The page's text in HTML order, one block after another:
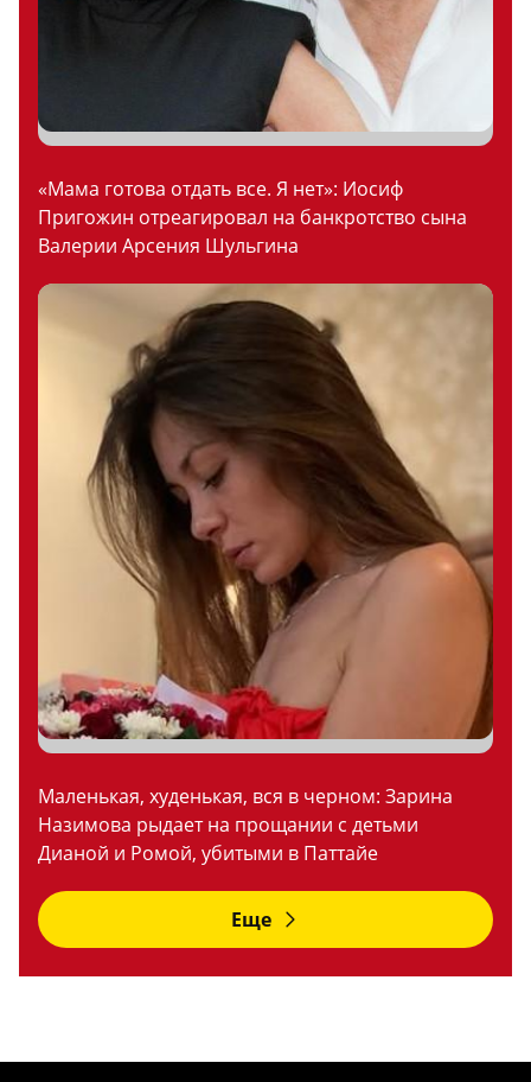
«Мама готова отдать все. Я нет»: Иосиф
Пригожин отреагировал на банкротство сына
Валерии Арсения Шульгина
Маленькая, худенькая, вся в черном: Зарина
Назимова рыдает на прощании с детьми
Дианой и Ромой, убитыми в Паттайе
Еще